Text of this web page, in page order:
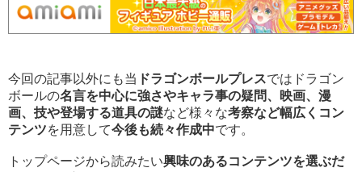
今回の記事以外にも当 ドラゴンボールプレスではドラゴン
ボールの名言を中心に強さやキャラ事の疑問、映画、漫
画、技や登場する道具の謎など様々な考察など幅広くコン
テンツを用意して今後も続々作成中です。
トップページから読みたい興味のあるコンテンツを選ぶだ